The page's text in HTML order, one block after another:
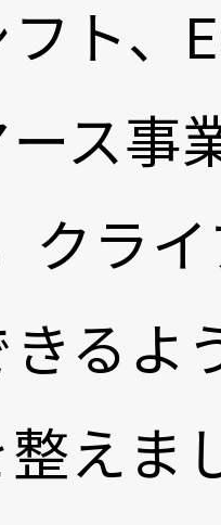
ト、
ス事
ウで開
クラ
るよ
えま